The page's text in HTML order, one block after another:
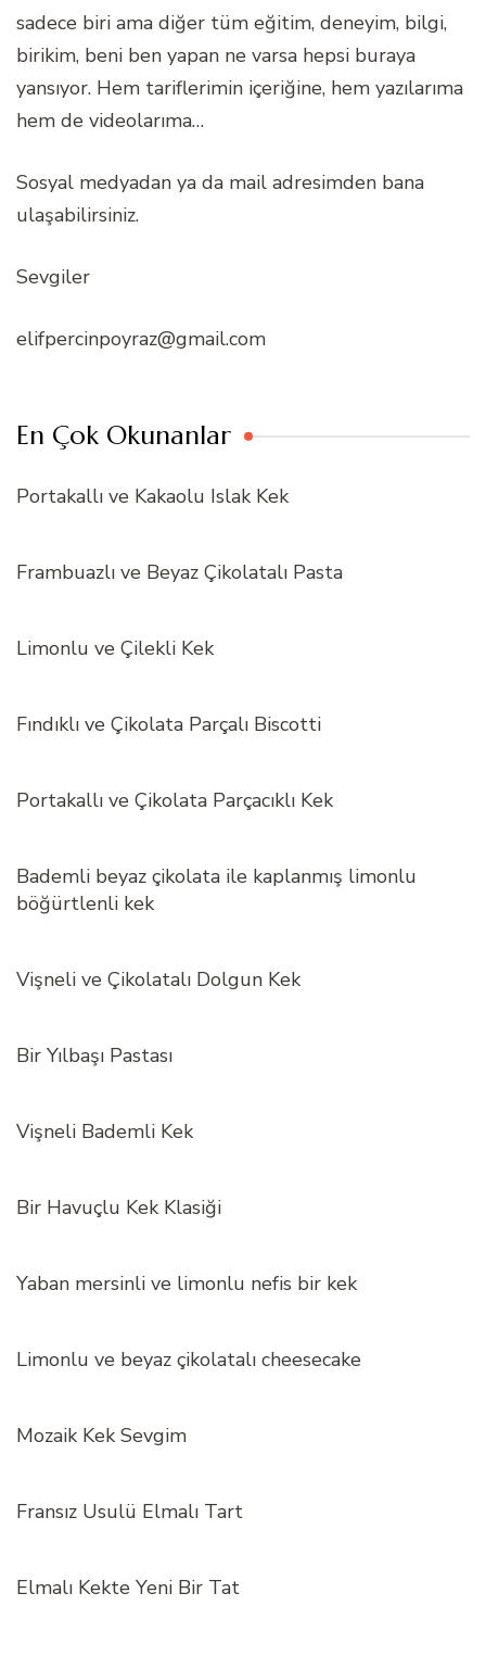
sadece biri ama diğer tüm eğitim, deneyim, bilgi,
birikim, beni ben yapan ne varsa hepsi buraya
yansıyor. Hem tariflerimin içeriğine, hem yazılarıma
hem de videolarıma…
Sosyal medyadan ya da mail adresimden bana
ulaşabilirsiniz.
Sevgiler
elifpercinpoyraz@gmail.com
En Çok Okunanlar
Portakallı ve Kakaolu Islak Kek
Frambuazlı ve Beyaz Çikolatalı Pasta
Limonlu ve Çilekli Kek
Fındıklı ve Çikolata Parçalı Biscotti
Portakallı ve Çikolata Parçacıklı Kek
Bademli beyaz çikolata ile kaplanmış limonlu
böğürtlenli kek
Vişneli ve Çikolatalı Dolgun Kek
Bir Yılbaşı Pastası
Vişneli Bademli Kek
Bir Havuçlu Kek Klasiği
Yaban mersinli ve limonlu nefis bir kek
Limonlu ve beyaz çikolatalı cheesecake
Mozaik Kek Sevgim
Fransız Usulü Elmalı Tart
Elmalı Kekte Yeni Bir Tat